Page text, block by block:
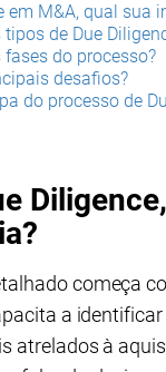
em M&A, qual sua
de Due
do processo?
desafios?
do processo de
começa
a
atrelados à